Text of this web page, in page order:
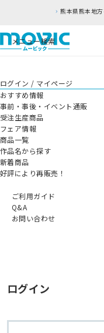
熊本県熊本地方を
メニュー検索
ログイン / マイページ
おすすめ情報
事前・事後・イベント通販
受注生産商品
フェア情報
商品一覧
作品名から探す
新着商品
好評により再販売！
ご利用ガイド
Q&A
お問い合わせ
ログイン